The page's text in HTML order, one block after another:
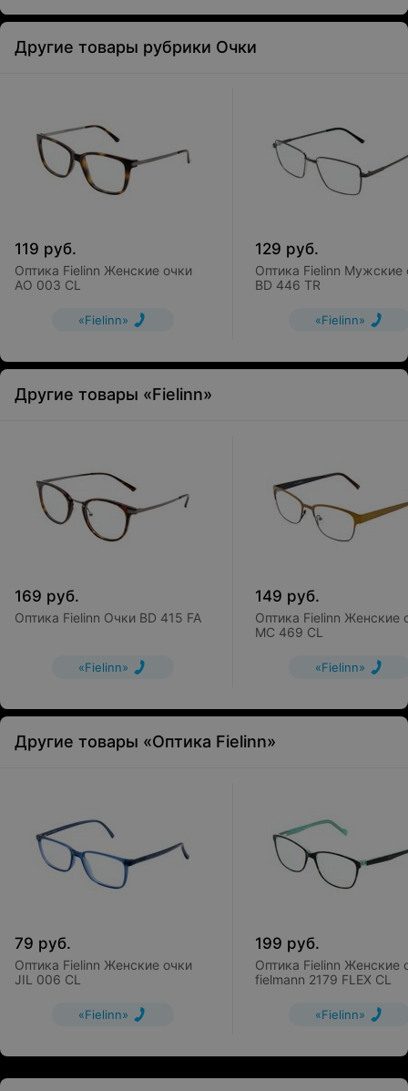
Другие товары рубрики Очки
119 руб.
Оптика Fielinn Женские очки
AO 003 CL
«Fielinn»
129 руб.
Оптика Fielinn Мужские
BD 446 TR
«Fielinn»
Другие товары «Fielinn»
169 руб.
Оптика Fielinn Очки BD 415 FA
«Fielinn»
149 руб.
Оптика Fielinn Женские
MC 469 CL
«Fielinn»
Другие товары «Оптика Fielinn»
79 руб.
Оптика Fielinn Женские очки
JIL 006 CL
«Fielinn»
199 руб.
Оптика Fielinn Женские
fielmann 2179 FLEX CL
«Fielinn»